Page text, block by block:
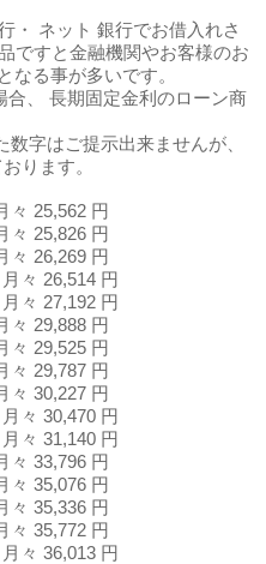
・ ネット 銀行でお借入れさ
ですと金融機関やお客様のお
なる事が多いです。
合、 長期固定金利のローン商
字はご提示出来ませんが、
ります。
々 25,562 円
々 25,826 円
々 26,269 円
々 26,514 円
々 27,192 円
々 29,888 円
々 29,525 円
々 29,787 円
々 30,227 円
々 30,470 円
々 31,140 円
々 33,796 円
々 35,076 円
々 35,336 円
々 35,772 円
々 36,013 円